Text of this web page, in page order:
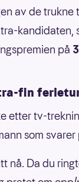
av de trukne
kandidaten,
på
fin
etter tv-
som
nå. Da du